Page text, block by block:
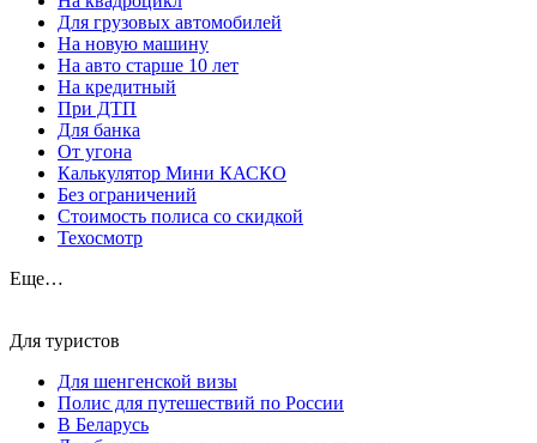
Для грузовых автомобилей
На новую машину
На авто старше 10 лет
На кредитный
При ДТП
Для банка
От угона
Калькулятор Мини КАСКО
Без ограничений
Стоимость полиса со скидкой
Техосмотр
Еще…
Для туристов
Для шенгенской визы
Полис для путешествий по России
В Беларусь